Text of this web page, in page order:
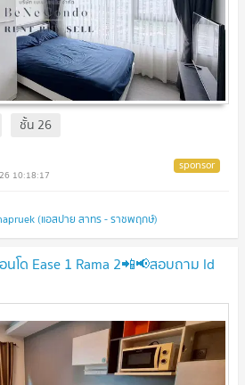
ชั้น 26
10:18:17
(แอสปาย สาทร - ราชพฤกษ์)
โด Ease 1 Rama 2📲📢สอบถาม ld